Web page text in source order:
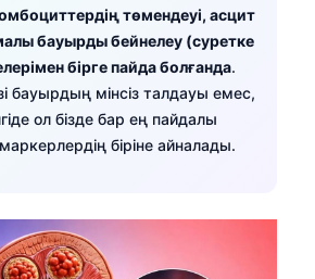
төмендеуі, асцит
бауырды бейнелеу (суретке
бірге пайда болғанда.
бауырдың мінсіз талдауы емес,
ол бізде бар ең пайдалы
біріне айналады.